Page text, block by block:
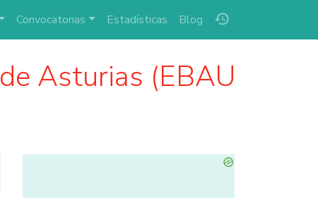
history
Convocatorias Estadísticas Blog
de Asturias (EBAU